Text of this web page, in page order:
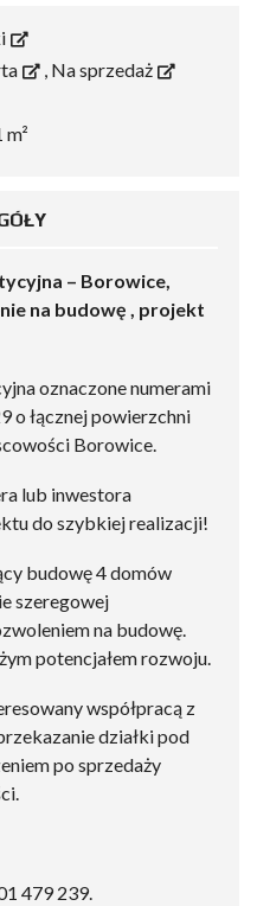
, Na sprzedaż
m²
– Borowice,
na budowę , projekt
oznaczone numerami
o łącznej powierzchni
Borowice.
lub inwestora
do szybkiej realizacji!
budowę 4 domów
szeregowej
na budowę.
potencjałem rozwoju.
współpracą z
działki pod
po sprzedaży
479 239.